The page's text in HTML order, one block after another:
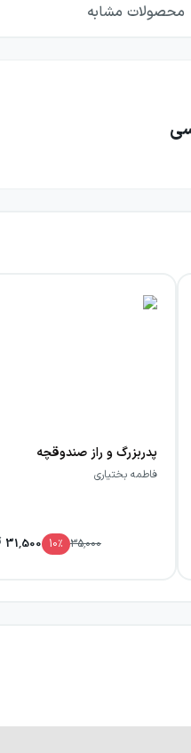
محصولات مشابه
پدربزرگ و راز صندوقچه
فاطمه بختیاری
35,000
10٪ 31,500